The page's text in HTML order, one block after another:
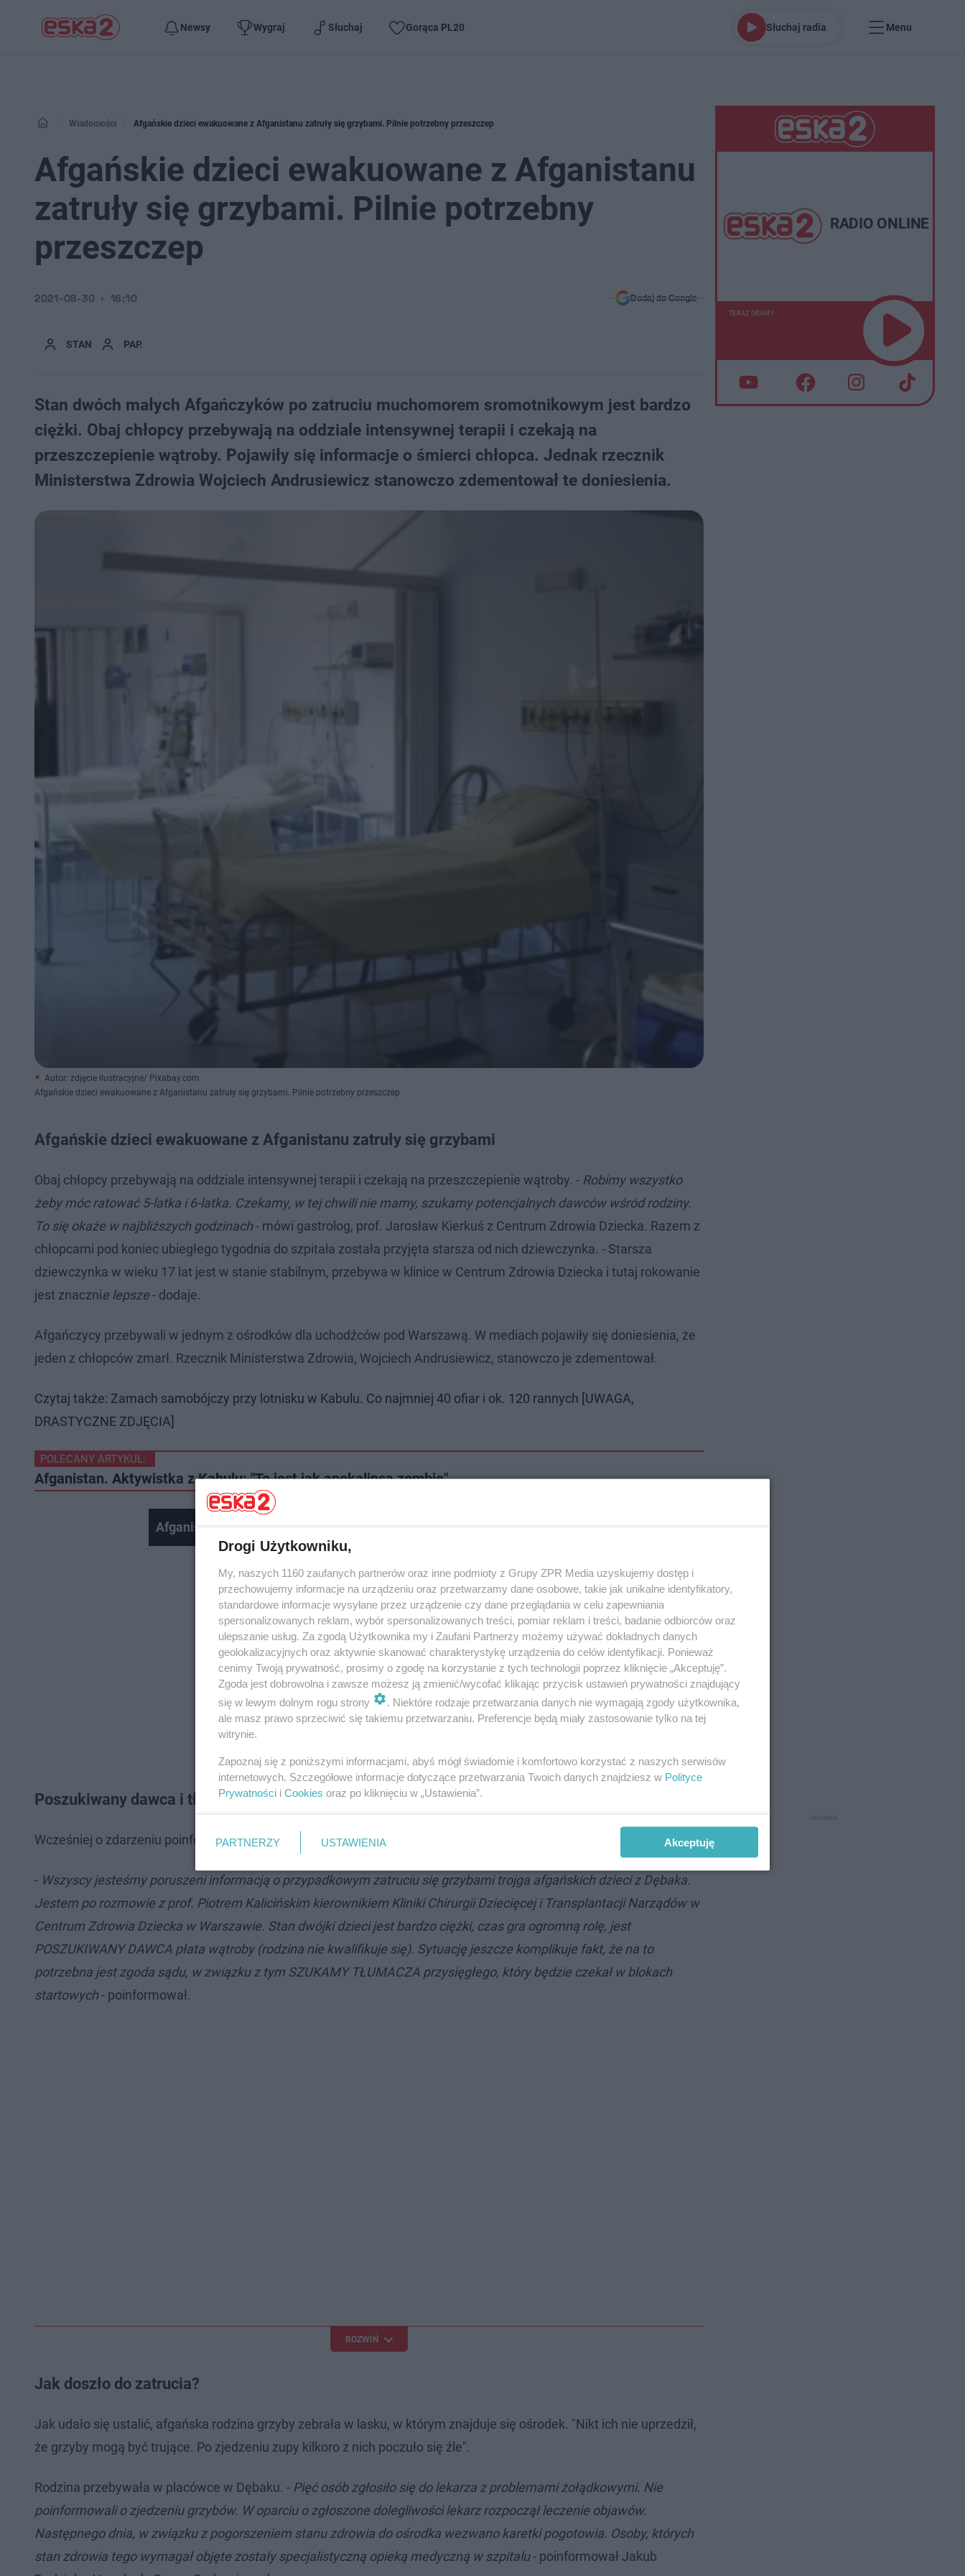
Newsy Wygraj Słuchaj Gorąca PL20 Słuchaj radia Menu
Wiadomości Afgańskie dzieci ewakuowane z Afganistanu zatruły się grzybami. Pilnie potrzebny przeszczep
Afgańskie dzieci ewakuowane z Afganistanu
zatruły się grzybami. Pilnie potrzebny
przeszczep
STAN PAP.
2021-08-30 16:10 Dodaj do Google
Stan dwóch małych Afgańczyków po zatruciu muchomorem sromotnikowym jest bardzo
ciężki. Obaj chłopcy przebywają na oddziale intensywnej terapii i czekają na
przeszczepienie wątroby. Pojawiły się informacje o śmierci chłopca. Jednak rzecznik
Ministerstwa Zdrowia Wojciech Andrusiewicz stanowczo zdementował te doniesienia.
Autor: zdjęcie ilustracyjne/ Pixabay.com
Afgańskie dzieci ewakuowane z Afganistanu zatruły się grzybami. Pilnie potrzebny przeszczep
Afgańskie dzieci ewakuowane z Afganistanu zatruły się grzybami
Obaj chłopcy przebywają na oddziale intensywnej terapii i czekają na przeszczepienie wątroby. - Robimy wszystko
żeby móc ratować 5-latka i 6-latka. Czekamy, w tej chwili nie mamy, szukamy potencjalnych dawców wśród rodziny.
To się okaże w najbliższych godzinach- mówi gastrolog, prof. Jarosław Kierkuś z Centrum Zdrowia Dziecka. Razem z
chłopcami pod koniec ubiegłego tygodnia do szpitala została przyjęta starsza od nich dziewczynka. - Starsza
dziewczynka w wieku 17 lat jest w stanie stabilnym, przebywa w klinice w Centrum Zdrowia Dziecka i tutaj rokowanie
jest znacznie lepsze- dodaje.
Afgańczycy przebywali w jednym z ośrodków dla uchodźców pod Warszawą. W mediach pojawiły się doniesienia, że
jeden z chłopców zmarł. Rzecznik Ministerstwa Zdrowia, Wojciech Andrusiewicz, stanowczo je zdementował.
Czytaj także: Zamach samobójczy przy lotnisku w Kabulu. Co najmniej 40 ofiar i ok. 120 rannych [UWAGA,
DRASTYCZNE ZDJĘCIA]
POLECANY ARTYKUŁ:
Afganistan. Aktywistka z Kabulu: "To jest jak apokalipsa zombie"
Afganistan pod rządami talibów. Jak wygląda sytuacja w kraju?
Poszukiwany dawca i tłumacz
Wcześniej o zdarzeniu poinformował burmistrz Podkowy Leśnej Artur Tusiński.
- Wszyscy jesteśmy poruszeni informacją o przypadkowym zatruciu się grzybami trojga afgańskich dzieci z Dębaka.
Jestem po rozmowie z prof. Piotrem Kalicińskim kierownikiem Kliniki Chirurgii Dziecięcej i Transplantacji Narządów w
Centrum Zdrowia Dziecka w Warszawie. Stan dwójki dzieci jest bardzo ciężki, czas gra ogromną rolę, jest
POSZUKIWANY DAWCA płata wątroby (rodzina nie kwalifikuje się). Sytuację jeszcze komplikuje fakt, że na to
potrzebna jest zgoda sądu, w związku z tym SZUKAMY TŁUMACZA przysięgłego, który będzie czekał w blokach
startowych- poinformował.
ROZWIŃ
Jak doszło do zatrucia?
Jak udało się ustalić, afgańska rodzina grzyby zebrała w lasku, w którym znajduje się ośrodek. "Nikt ich nie uprzedził,
że grzyby mogą być trujące. Po zjedzeniu zupy kilkoro z nich poczuło się źle".
Rodzina przebywała w placówce w Dębaku. - Pięć osób zgłosiło się do lekarza z problemami żołądkowymi. Nie
poinformowali o zjedzeniu grzybów. W oparciu o zgłoszone dolegliwości lekarz rozpoczął leczenie objawów.
Następnego dnia, w związku z pogorszeniem stanu zdrowia do ośrodka wezwano karetki pogotowia. Osoby, których
stan zdrowia tego wymagał objęte zostały specjalistyczną opieką medyczną w szpitalu- poinformował Jakub
RADIO ONLINE
TERAZ GRAMY
Drogi Użytkowniku,
My, naszych 1160 zaufanych partnerów oraz inne podmioty z Grupy ZPR Media uzyskujemy dostęp i
przechowujemy informacje na urządzeniu oraz przetwarzamy dane osobowe, takie jak unikalne identyfikatory,
standardowe informacje wysyłane przez urządzenie czy dane przeglądania w celu zapewniania
spersonalizowanych reklam, wybór spersonalizowanych treści, pomiar reklam i treści, badanie odbiorców oraz
ulepszanie usług. Za zgodą Użytkownika my i Zaufani Partnerzy możemy używać dokładnych danych
geolokalizacyjnych oraz aktywnie skanować charakterystykę urządzenia do celów identyfikacji. Ponieważ
cenimy Twoją prywatność, prosimy o zgodę na korzystanie z tych technologii poprzez kliknięcie „Akceptuję”.
Zgoda jest dobrowolna i zawsze możesz ją zmienić/wycofać klikając przycisk ustawień prywatności znajdujący
się w lewym dolnym rogu strony
. Niektóre rodzaje przetwarzania danych nie wymagają zgody użytkownika,
ale masz prawo sprzeciwić się takiemu przetwarzaniu. Preferencje będą miały zastosowanie tylko na tej
witrynie.
Zapoznaj się z poniższymi informacjami, abyś mógł świadomie i komfortowo korzystać z naszych serwisów
internetowych. Szczegółowe informacje dotyczące przetwarzania Twoich danych znajdziesz w Polityce
Prywatności i Cookies oraz po kliknięciu w „Ustawienia”.
PARTNERZY USTAWIENIA Akceptuję